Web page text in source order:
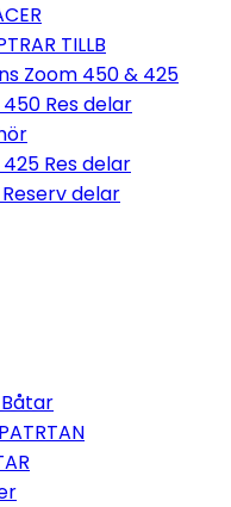
TILLB
Zoom 450 & 425
Res delar
Res delar
Reserv delar